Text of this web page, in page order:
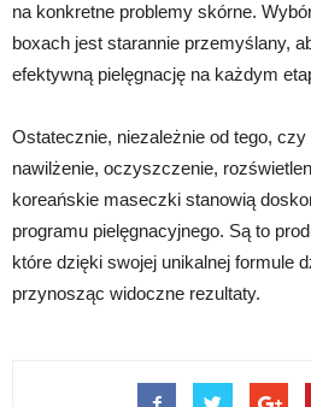
na konkretne problemy skórne.
boxach jest starannie przemyślany,
efektywną pielęgnację na każdym
Ostatecznie, niezależnie od tego,
nawilżenie, oczyszczenie,
koreańskie maseczki stanowią
programu pielęgnacyjnego. Są to
które dzięki swojej unikalnej formule
przynosząc widoczne rezultaty.